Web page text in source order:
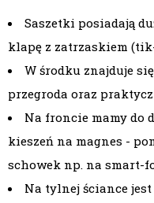
Saszetki posiadają
klapę z zatrzaskiem
W środku znajduje
przegroda oraz
Na froncie mamy do
kieszeń na magnes -
schowek np. na smart-
Na tylnej ściance